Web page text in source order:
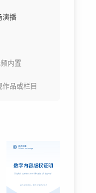
演播
内置
品或栏目